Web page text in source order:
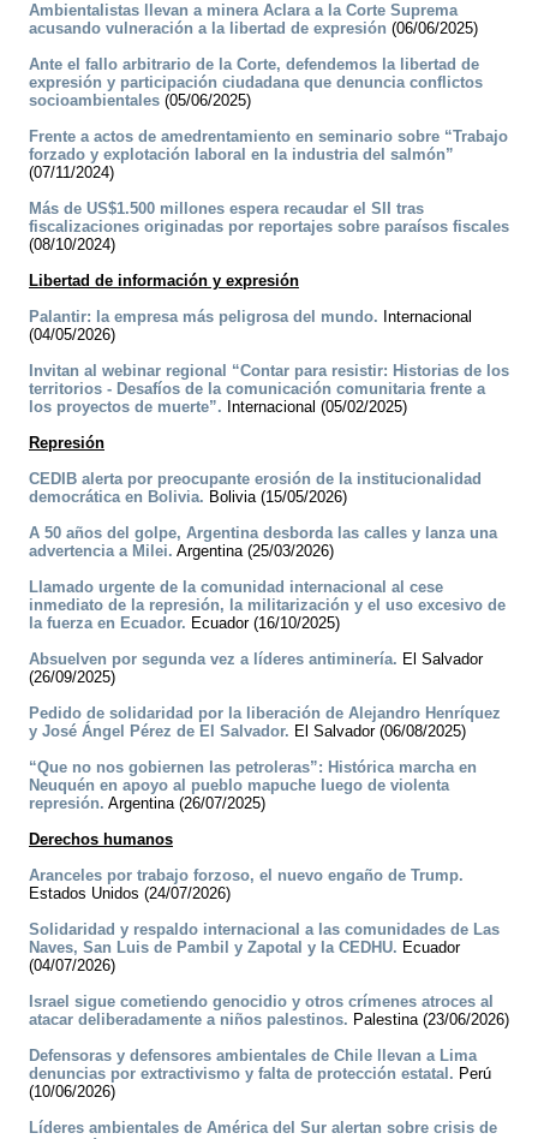
Ambientalistas llevan a minera Aclara a la Corte Suprema
acusando vulneración a la libertad de expresión (06/06/2025)
Ante el fallo arbitrario de la Corte, defendemos la libertad de
expresión y participación ciudadana que denuncia conflictos
socioambientales (05/06/2025)
Frente a actos de amedrentamiento en seminario sobre “Trabajo
forzado y explotación laboral en la industria del salmón”
(07/11/2024)
Más de US$1.500 millones espera recaudar el SII tras
fiscalizaciones originadas por reportajes sobre paraísos fiscales
(08/10/2024)
Libertad de información y expresión
Palantir: la empresa más peligrosa del mundo. Internacional
(04/05/2026)
Invitan al webinar regional “Contar para resistir: Historias de los
territorios - Desafíos de la comunicación comunitaria frente a
los proyectos de muerte”. Internacional (05/02/2025)
Represión
CEDIB alerta por preocupante erosión de la institucionalidad
democrática en Bolivia. Bolivia (15/05/2026)
A 50 años del golpe, Argentina desborda las calles y lanza una
advertencia a Milei. Argentina (25/03/2026)
Llamado urgente de la comunidad internacional al cese
inmediato de la represión, la militarización y el uso excesivo de
la fuerza en Ecuador. Ecuador (16/10/2025)
Absuelven por segunda vez a líderes antiminería. El Salvador
(26/09/2025)
Pedido de solidaridad por la liberación de Alejandro Henríquez
y José Ángel Pérez de El Salvador. El Salvador (06/08/2025)
“Que no nos gobiernen las petroleras”: Histórica marcha en
Neuquén en apoyo al pueblo mapuche luego de violenta
represión. Argentina (26/07/2025)
Derechos humanos
Aranceles por trabajo forzoso, el nuevo engaño de Trump.
Estados Unidos (24/07/2026)
Solidaridad y respaldo internacional a las comunidades de Las
Naves, San Luis de Pambil y Zapotal y la CEDHU. Ecuador
(04/07/2026)
Israel sigue cometiendo genocidio y otros crímenes atroces al
atacar deliberadamente a niños palestinos. Palestina (23/06/2026)
Defensoras y defensores ambientales de Chile llevan a Lima
denuncias por extractivismo y falta de protección estatal. Perú
(10/06/2026)
Líderes ambientales de América del Sur alertan sobre crisis de